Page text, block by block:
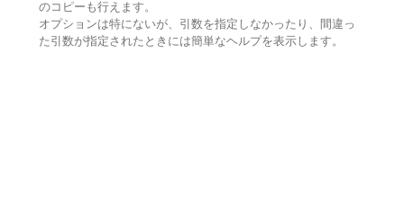
のコピーも行えます。
オプションは特にないが、引数を指定しなかったり、間違っ
た引数が指定されたときには簡単なヘルプを表示します。